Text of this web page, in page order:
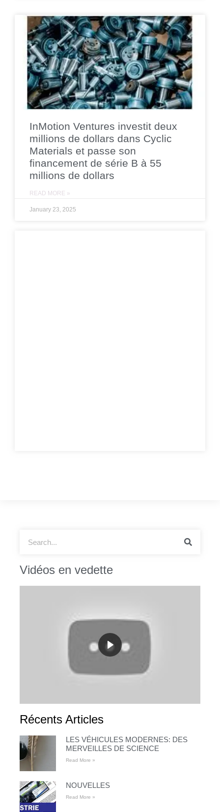
InMotion Ventures investit deux
millions de dollars dans Cyclic
Materials et passe son
financement de série B à 55
millions de dollars
READ MORE »
January 23, 2025
Vidéos en vedette
Récents Articles
LES VÉHICULES MODERNES: DES
MERVEILLES DE SCIENCE
Read More »
NOUVELLES
Read More »